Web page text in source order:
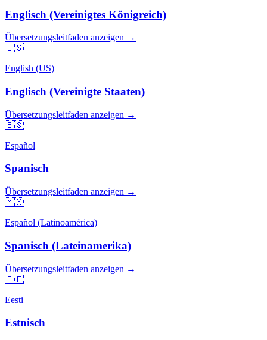
Englisch (Vereinigtes Königreich)
Übersetzungsleitfaden anzeigen →
🇺🇸
English (US)
Englisch (Vereinigte Staaten)
Übersetzungsleitfaden anzeigen →
🇪🇸
Español
Spanisch
Übersetzungsleitfaden anzeigen →
🇲🇽
Español (Latinoamérica)
Spanisch (Lateinamerika)
Übersetzungsleitfaden anzeigen →
🇪🇪
Eesti
Estnisch